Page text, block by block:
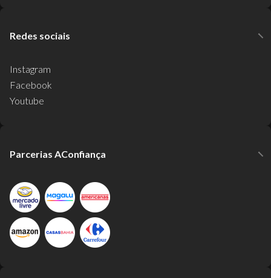
Redes sociais
Instagram
Facebook
Youtube
Parcerias AConfiança